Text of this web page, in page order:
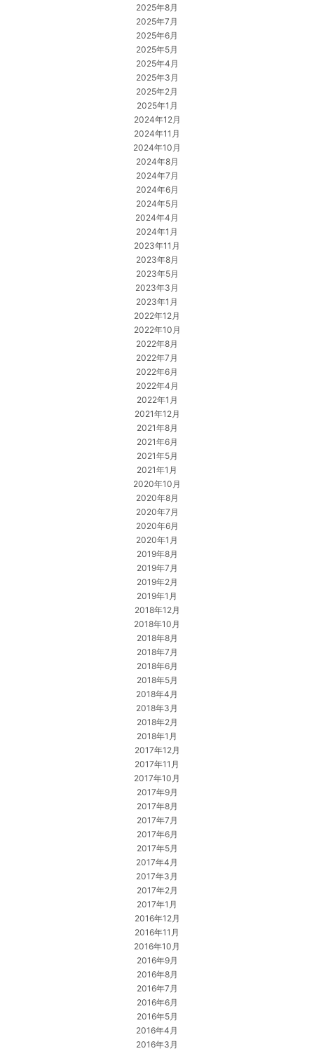
2025年8月
2025年7月
2025年6月
2025年5月
2025年4月
2025年3月
2025年2月
2025年1月
2024年12月
2024年11月
2024年10月
2024年8月
2024年7月
2024年6月
2024年5月
2024年4月
2024年1月
2023年11月
2023年8月
2023年5月
2023年3月
2023年1月
2022年12月
2022年10月
2022年8月
2022年7月
2022年6月
2022年4月
2022年1月
2021年12月
2021年8月
2021年6月
2021年5月
2021年1月
2020年10月
2020年8月
2020年7月
2020年6月
2020年1月
2019年8月
2019年7月
2019年2月
2019年1月
2018年12月
2018年10月
2018年8月
2018年7月
2018年6月
2018年5月
2018年4月
2018年3月
2018年2月
2018年1月
2017年12月
2017年11月
2017年10月
2017年9月
2017年8月
2017年7月
2017年6月
2017年5月
2017年4月
2017年3月
2017年2月
2017年1月
2016年12月
2016年11月
2016年10月
2016年9月
2016年8月
2016年7月
2016年6月
2016年5月
2016年4月
2016年3月